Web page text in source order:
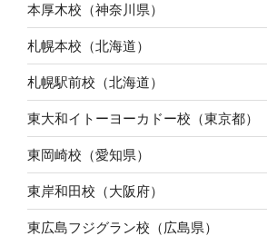
本厚木校（神奈川県）
札幌本校（北海道）
札幌駅前校（北海道）
東大和イトーヨーカドー校（東京都）
東岡崎校（愛知県）
東岸和田校（大阪府）
東広島フジグラン校（広島県）